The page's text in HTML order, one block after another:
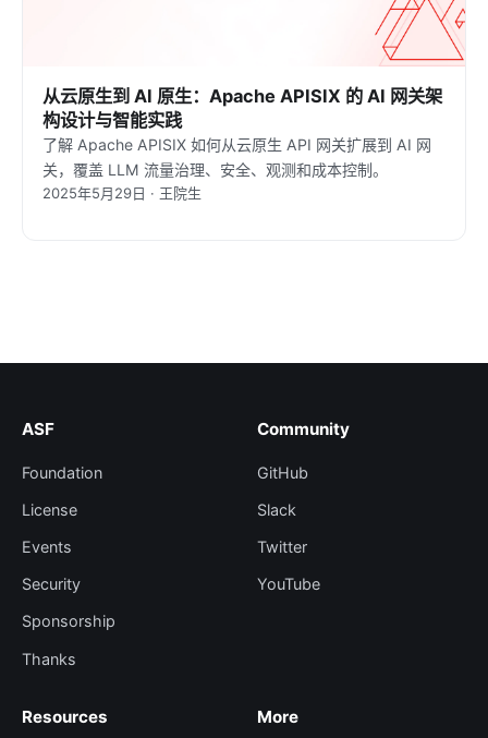
从云原生到 AI 原生：Apache APISIX 的 AI 网关架
构设计与智能实践
了解 Apache APISIX 如何从云原生 API 网关扩展到 AI 网
关，覆盖 LLM 流量治理、安全、观测和成本控制。
2025年5月29日 · 王院生
ASF
Foundation
License
Events
Security
Sponsorship
Thanks
Community
GitHub
Slack
Twitter
YouTube
Resources More